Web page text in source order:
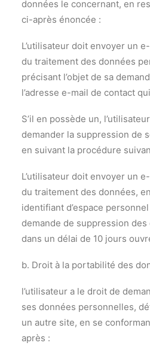
données le concernant, en
ci-après énoncée :
L’utilisateur doit envoyer un
du traitement des données
précisant l’objet de sa
l’adresse e-mail de contact
S’il en possède un,
demander la suppression de
en suivant la procédure
L’utilisateur doit envoyer un
du traitement des données,
identifiant d’espace
demande de suppression
dans un délai de 10 jours
b. Droit à la portabilité des
l’utilisateur a le droit de
ses données personnelles,
un autre site, en se
après :